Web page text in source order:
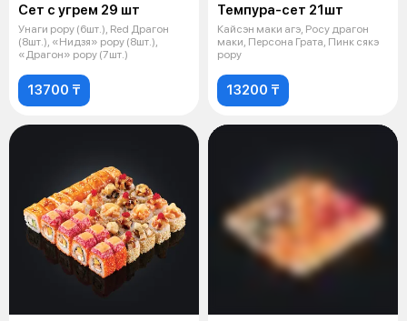
Сет с угрем 29 шт
Унаги рору (6шт.), Red Драгон
(8шт.), «Нидзя» рору (8шт.),
«Драгон» рору (7шт.)
13700 ₸
Темпура-сет 21шт
Кайсэн маки агэ, Росу драгон
маки, Персона Грата, Пинк сякэ
рору
13200 ₸